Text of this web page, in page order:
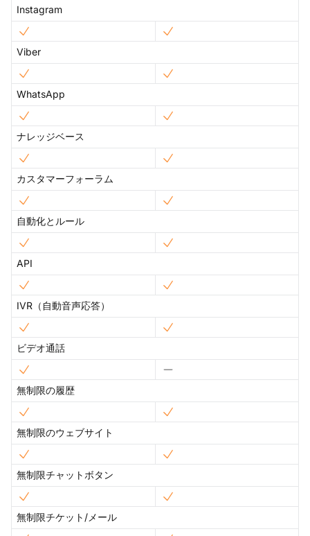
Instagram
Viber
WhatsApp
ナレッジベース
カスタマーフォーラム
自動化とルール
API
IVR（自動音声応答）
ビデオ通話
無制限の履歴
無制限のウェブサイト
無制限チャットボタン
無制限チケット/メール